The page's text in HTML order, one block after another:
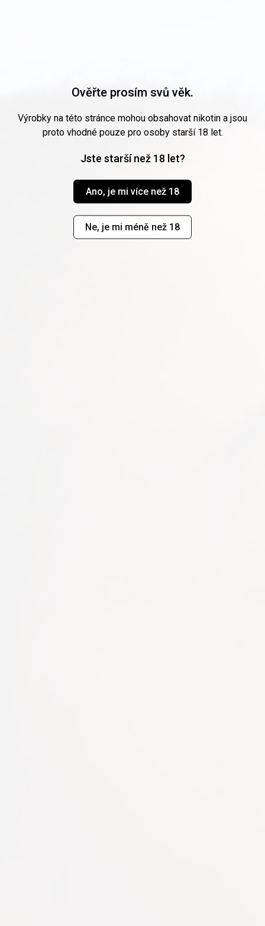
UDĚLEJTE SI
ELF RADOST
Ověřte prosím svů věk.
Výrobky na této stránce mohou obsahovat nikotin a jsou
proto vhodné pouze pro osoby starší 18 let.
Jste starší než 18 let?
Ano, je mi více než 18
Ne, je mi méně než 18